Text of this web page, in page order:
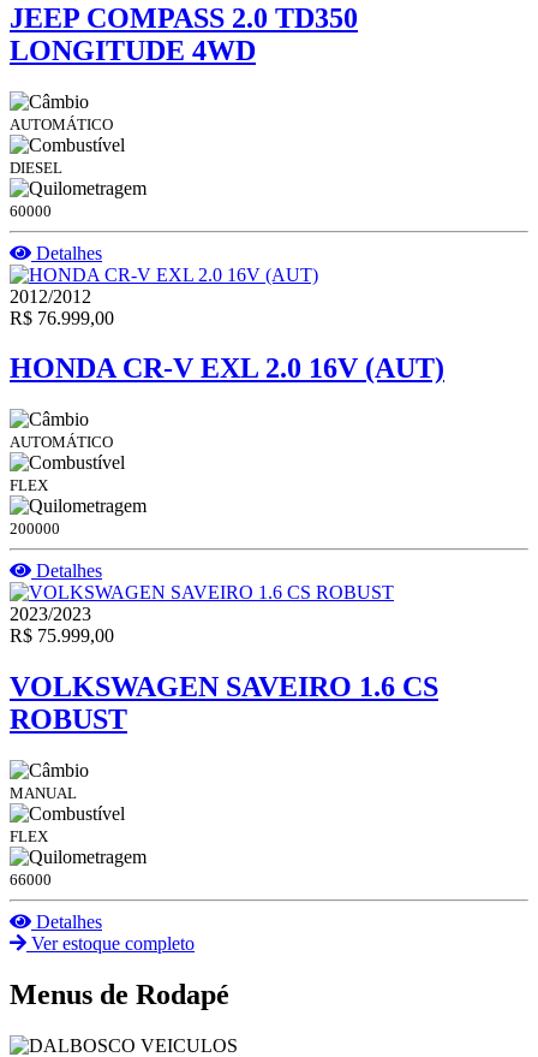
JEEP COMPASS 2.0 TD350
LONGITUDE 4WD
AUTOMÁTICO
DIESEL
60000
Detalhes
2012/2012
R$ 76.999,00
HONDA CR-V EXL 2.0 16V (AUT)
AUTOMÁTICO
FLEX
200000
Detalhes
2023/2023
R$ 75.999,00
VOLKSWAGEN SAVEIRO 1.6 CS
ROBUST
MANUAL
FLEX
66000
Detalhes
Ver estoque completo
Menus de Rodapé